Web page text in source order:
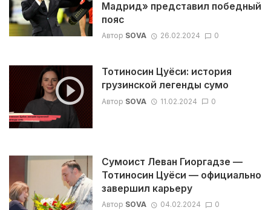
Мадрид» представил победный
пояс
Автор SOVA 26.02.2024 0
Тотиносин Цуёси: история
грузинской легенды сумо
Автор SOVA 11.02.2024 0
Сумоист Леван Гиоргадзе —
Тотиносин Цуёси — официально
завершил карьеру
Автор SOVA 04.02.2024 0